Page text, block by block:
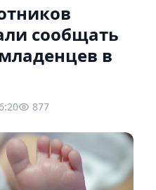
сообщать
в
877